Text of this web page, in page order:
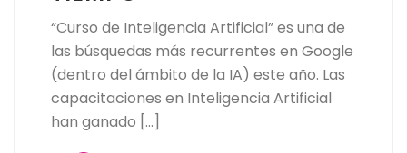
“Curso de Inteligencia Artificial” es una de
las búsquedas más recurrentes en Google
(dentro del ámbito de la IA) este año. Las
capacitaciones en Inteligencia Artificial
han ganado [...]